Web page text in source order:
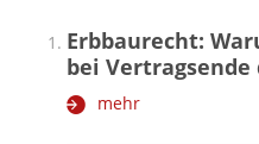
Erbbaurecht:
bei
mehr